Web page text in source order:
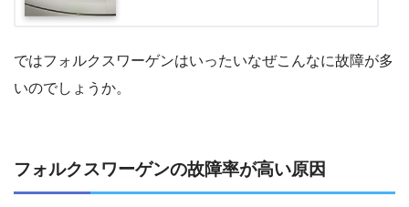
ではフォルクスワーゲンはいったいなぜこんなに故障が多
いのでしょうか。
フォルクスワーゲンの故障率が高い原因